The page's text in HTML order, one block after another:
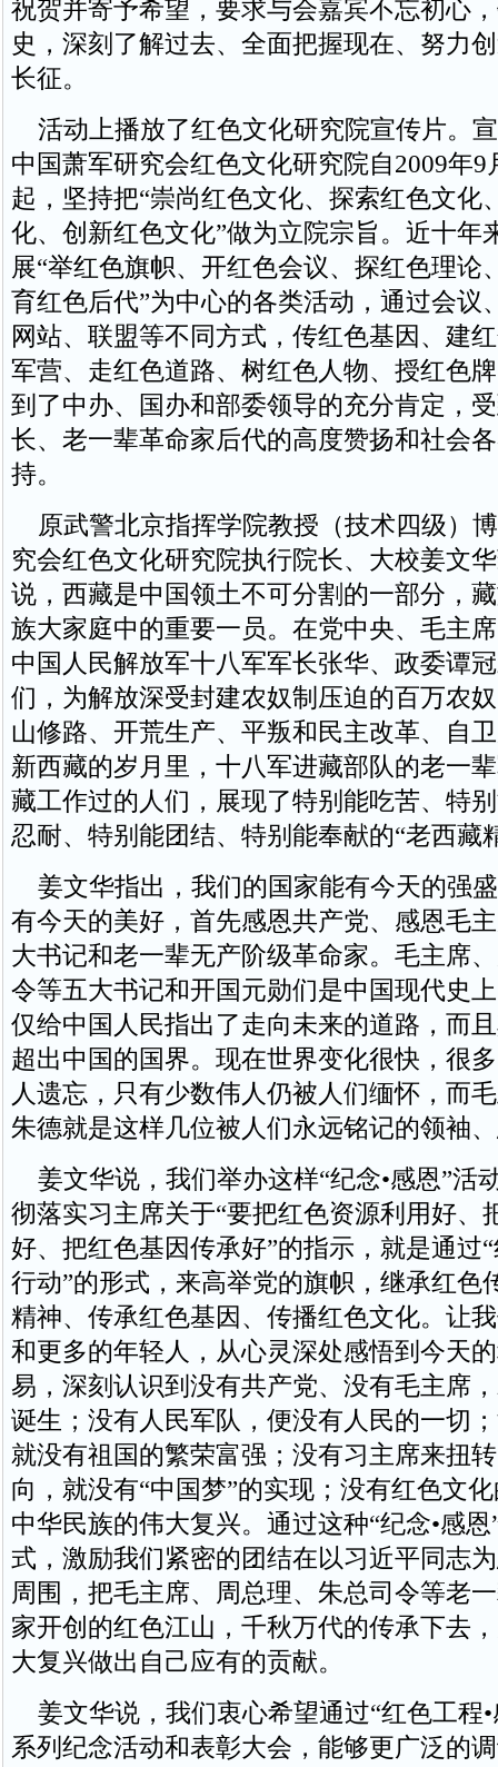
祝贺并寄予希望，要求与会嘉宾不忘初心
史，深刻了解过去、全面把握现在、努力
长征。
活动上播放了红色文化研究院宣传片。
中国萧军研究会红色文化研究院自2009年9
起，坚持把“崇尚红色文化、探索红色文化
化、创新红色文化”做为立院宗旨。近十年
展“举红色旗帜、开红色会议、探红色理论
育红色后代”为中心的各类活动，通过会议
网站、联盟等不同方式，传红色基因、建
军营、走红色道路、树红色人物、授红色
到了中办、国办和部委领导的充分肯定，
长、老一辈革命家后代的高度赞扬和社会
持。
原武警北京指挥学院教授（技术四级）
究会红色文化研究院执行院长、大校姜文
说，西藏是中国领土不可分割的一部分，
族大家庭中的重要一员。在党中央、毛主
中国人民解放军十八军军长张华、政委谭
们，为解放深受封建农奴制压迫的百万农
山修路、开荒生产、平叛和民主改革、自
新西藏的岁月里，十八军进藏部队的老一
藏工作过的人们，展现了特别能吃苦、特
忍耐、特别能团结、特别能奉献的“老西藏
姜文华指出，我们的国家能有今天的强
有今天的美好，首先感恩共产党、感恩毛
大书记和老一辈无产阶级革命家。毛主席
令等五大书记和开国元勋们是中国现代史
仅给中国人民指出了走向未来的道路，而
超出中国的国界。现在世界变化很快，很
人遗忘，只有少数伟人仍被人们缅怀，而
朱德就是这样几位被人们永远铭记的领袖
姜文华说，我们举办这样“纪念•感恩”活
彻落实习主席关于“要把红色资源利用好、
好、把红色基因传承好”的指示，就是通过
行动”的形式，来高举党的旗帜，继承红色
精神、传承红色基因、传播红色文化。让
和更多的年轻人，从心灵深处感悟到今天
易，深刻认识到没有共产党、没有毛主席
诞生；没有人民军队，便没有人民的一切
就没有祖国的繁荣富强；没有习主席来扭
向，就没有“中国梦”的实现；没有红色文
中华民族的伟大复兴。通过这种“纪念•感
式，激励我们紧密的团结在以习近平同志
周围，把毛主席、周总理、朱总司令等老
家开创的红色江山，千秋万代的传承下去
大复兴做出自己应有的贡献。
姜文华说，我们衷心希望通过“红色工程•
系列纪念活动和表彰大会，能够更广泛的